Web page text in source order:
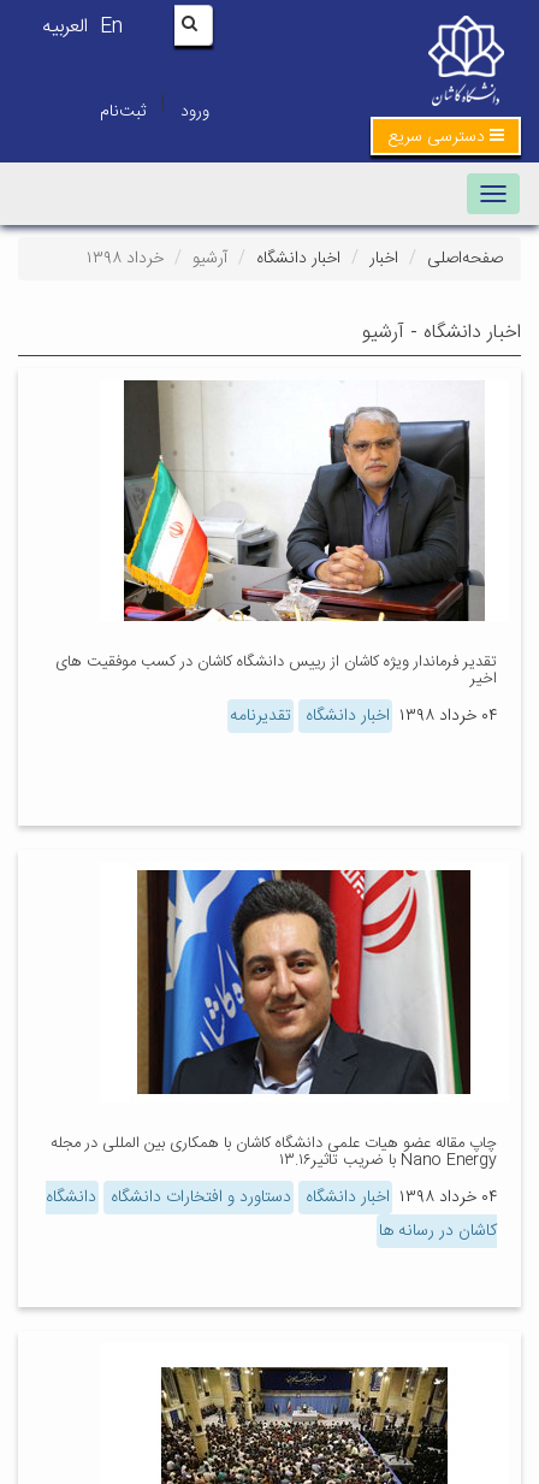
En العربیه
ورود | ثبت‌نام
دسترسی سریع
Toggle navigation
صفحه‌اصلی اخبار اخبار دانشگاه آرشیو خرداد ۱۳۹۸
اخبار دانشگاه - آرشیو
تقدیر فرماندار ویژه کاشان از رییس دانشگاه کاشان در کسب موفقیت های
اخیر
۰۴ خرداد ۱۳۹۸ اخبار دانشگاه تقدیرنامه
چاپ مقاله عضو هیات علمی دانشگاه کاشان با همکاری بین المللی در مجله
Nano Energy با ضریب تاثیر۱۳.۱۶
۰۴ خرداد ۱۳۹۸ اخبار دانشگاه دستاورد و افتخارات دانشگاه دانشگاه
کاشان در رسانه ها